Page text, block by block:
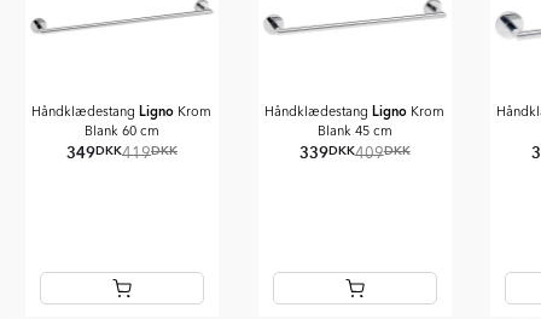
Håndklædestang Ligno Krom
Blank 60 cm
349DKK419DKK
Håndklædestang Ligno Krom
Blank 45 cm
339DKK409DKK